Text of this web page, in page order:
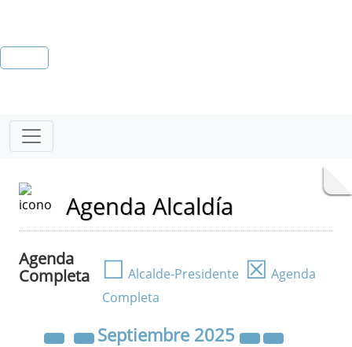
Agenda Alcaldía
Agenda
Completa
☐ Alcalde-Presidente ☒ Agenda
Completa
Septiembre 2025